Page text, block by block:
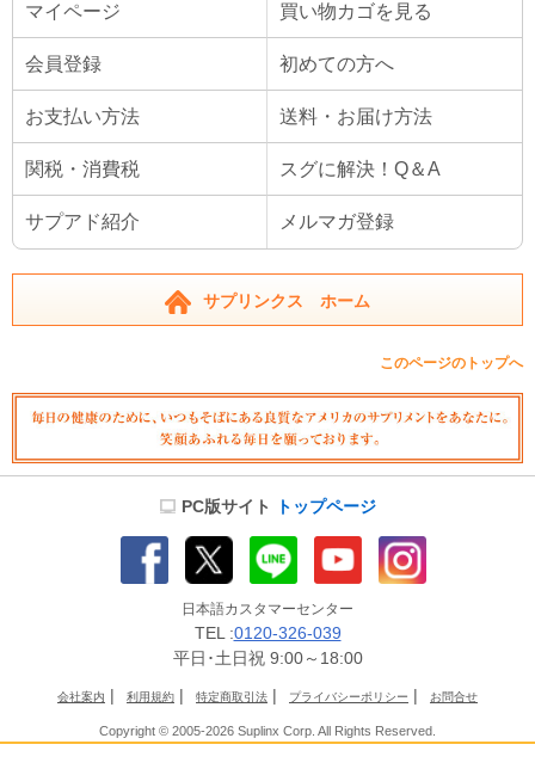
マイページ 買い物カゴを見る
会員登録 初めての方へ
お支払い方法 送料・お届け方法
関税・消費税 スグに解決！Q＆A
サプアド紹介 メルマガ登録
サプリンクス ホーム
このページのトップへ
PC版サイト トップページ
日本語カスタマーセンター
TEL :0120-326-039
平日･土日祝 9:00～18:00
会社案内 | 利用規約 | 特定商取引法 | プライバシーポリシー | お問合せ
Copyright © 2005-2026 Suplinx Corp. All Rights Reserved.